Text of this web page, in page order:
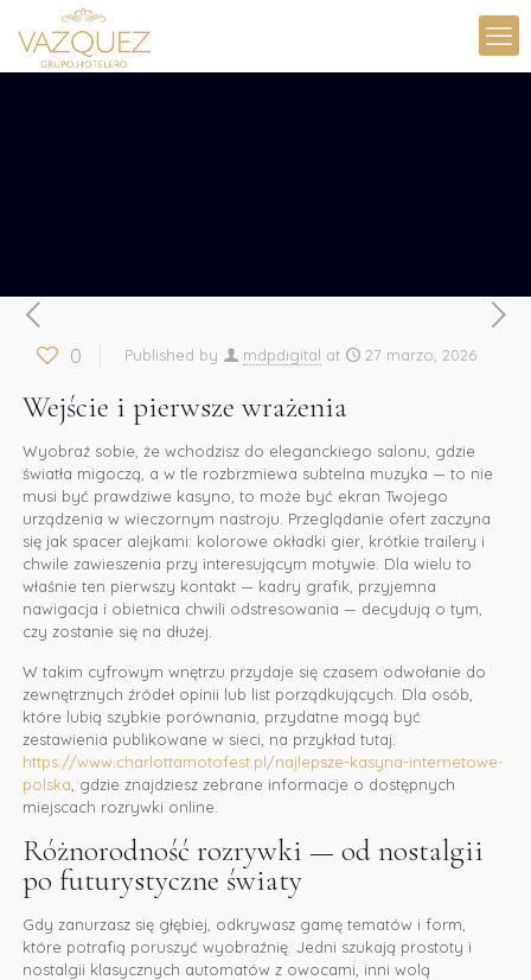
0 Published by mdpdigital at 27 marzo, 2026
Wejście i pierwsze wrażenia
Wyobraź sobie, że wchodzisz do eleganckiego salonu, gdzie
światła migoczą, a w tle rozbrzmiewa subtelna muzyka — to nie
musi być prawdziwe kasyno, to może być ekran Twojego
urządzenia w wieczornym nastroju. Przeglądanie ofert zaczyna
się jak spacer alejkami: kolorowe okładki gier, krótkie trailery i
chwile zawieszenia przy interesującym motywie. Dla wielu to
właśnie ten pierwszy kontakt — kadry grafik, przyjemna
nawigacja i obietnica chwili odstresowania — decydują o tym,
czy zostanie się na dłużej.
W takim cyfrowym wnętrzu przydaje się czasem odwołanie do
zewnętrznych źródeł opinii lub list porządkujących. Dla osób,
które lubią szybkie porównania, przydatne mogą być
zestawienia publikowane w sieci, na przykład tutaj:
https://www.charlottamotofest.pl/najlepsze-kasyna-internetowe-
polska , gdzie znajdziesz zebrane informacje o dostępnych
miejscach rozrywki online.
Różnorodność rozrywki — od nostalgii
po futurystyczne światy
Gdy zanurzasz się głębiej, odkrywasz gamę tematów i form,
które potrafią poruszyć wyobraźnię. Jedni szukają prostoty i
nostalgii klasycznych automatów z owocami, inni wolą